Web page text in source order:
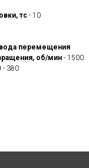
тс - 10
перемещения
об/мин - 1500
- 380